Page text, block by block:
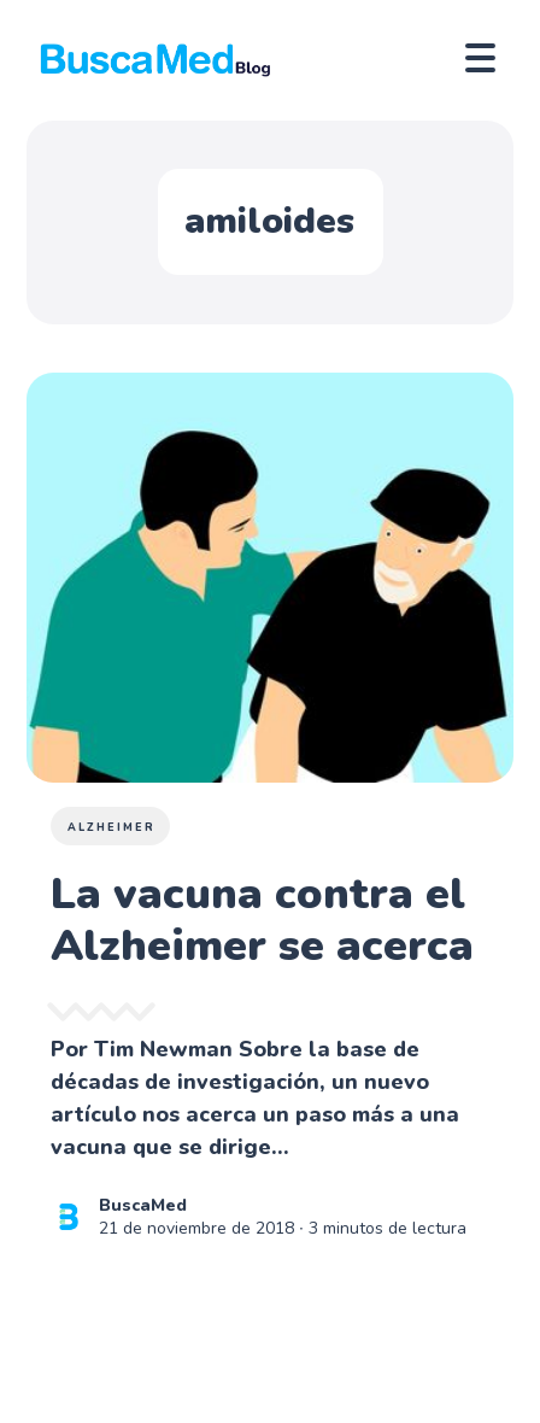
amiloides
ALZHEIMER
La vacuna contra el
Alzheimer se acerca
Por Tim Newman Sobre la base de
décadas de investigación, un nuevo
artículo nos acerca un paso más a una
vacuna que se dirige...
BuscaMed
21 de noviembre de 2018 ∙ 3 minutos de lectura